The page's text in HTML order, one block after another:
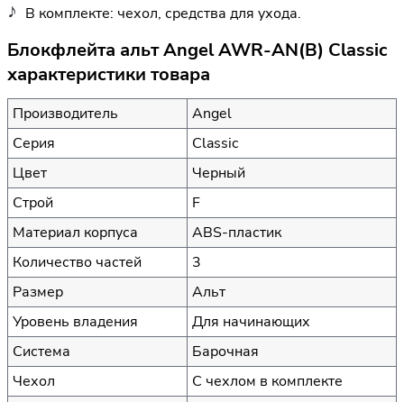
В комплекте: чехол, средства для ухода.
Блокфлейта альт Angel AWR-AN(B) Classic
характеристики товара
Производитель
Angel
Серия
Classic
Цвет
Черный
Строй
F
Материал корпуса
ABS-пластик
Количество частей
3
Размер
Альт
Уровень владения
Для начинающих
Система
Барочная
Чехол
С чехлом в комплекте